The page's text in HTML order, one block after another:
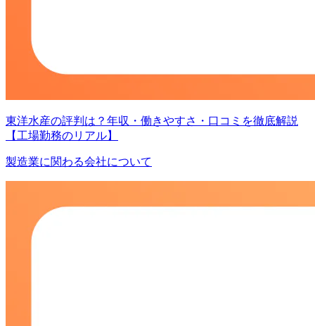
東洋水産の評判は？年収・働きやすさ・口コミを徹底解説
【工場勤務のリアル】
製造業に関わる会社について